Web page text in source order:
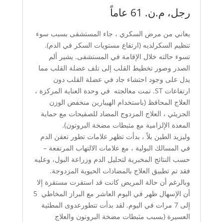
رجل، م.ن. 61 عاماً
يعاني من مرض السكري ، جاء المستشفى بسبب سوء
تنظيم السكرلديه (ارتفاع مستويات السكر في الدم).
تسوء حالته خلال الإقامة في المستشفى. يشير ألم
الصدر وصور تخطيط القلب إلى تلف عضلة القلب مما
يدل على وجود احتشاء جاد في عضلة القلب دون
ارتفاعات ST. تمت معالجته في وحدة العناية المركزة ،
العلاج المحافظ (باستخدام الهيبارين منخفض الوزن
الجزيئي ، العلاج المزدوج المضاد للصفيحات مع حماية
المعدة الإلزامية مع مثبطات مضخة البروتون).
وليزيد الطين بلاً ، بدأت تظهر علامات تطور تعفن الدم
في المسالك البولية ، مع علامات الالتهاب المرتفعة –
حسب النتائج المخبرية لتحليل الدم وزراعة البول، وعليه
فقد تم تطبيق العلاج بالمضادات الحيوية المزدوجة.
وبالرغم أن حالة المريض كانت قد استقرت مستقرة إلا
أن الإسهال ظهر في اليوم العاشر مع البراز المخاطي 5
إلى 7 مرات في اليوم. لقد بدأت تتطورعدوى المطثية
العسيرة (بسبب مثبطات مضخة البروتون والعلاج